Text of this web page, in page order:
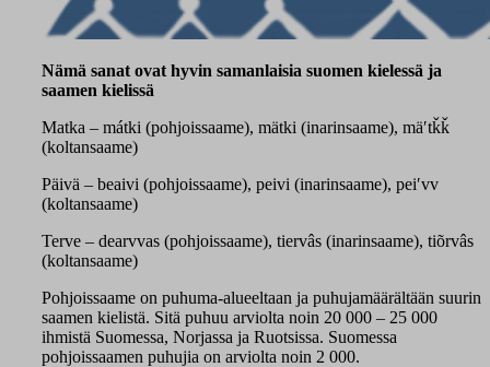
Nämä sanat ovat hyvin samanlaisia suomen kielessä ja
saamen kielissä
Matka – mátki (pohjoissaame), mätki (inarinsaame), mäʹtǩǩ
(koltansaame)
Päivä – beaivi (pohjoissaame), peivi (inarinsaame), peiʹvv
(koltansaame)
Terve – dearvvas (pohjoissaame), tiervâs (inarinsaame), tiõrvâs
(koltansaame)
Pohjoissaame on puhuma-alueeltaan ja puhujamäärältään suurin
saamen kielistä. Sitä puhuu arviolta noin 20 000 – 25 000
ihmistä Suomessa, Norjassa ja Ruotsissa. Suomessa
pohjoissaamen puhujia on arviolta noin 2 000.